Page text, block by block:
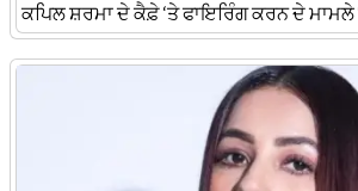
ਕਪਿਲ ਸ਼ਰਮਾ ਦੇ ਕੈਫ਼ੇ ‘ਤੇ ਫਾਇਰਿੰਗ ਕਰਨ ਦੇ ਮਾਮਲੇ